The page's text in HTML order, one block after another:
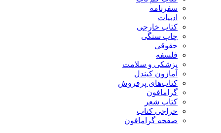
سفرنامه
ادبیات
کتاب خارجی
چاپ سنگی
حقوقی
فلسفه
پزشکی و سلامت
آمازون کیندل
کتاب‌های پرفروش
گرامافون
کتاب شعر
حراجی کتاب
صفحه گرامافون